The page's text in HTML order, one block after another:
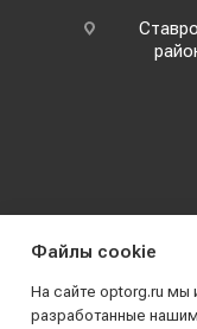
Файлы cookie
На сайте optorg.ru мы
разработанные